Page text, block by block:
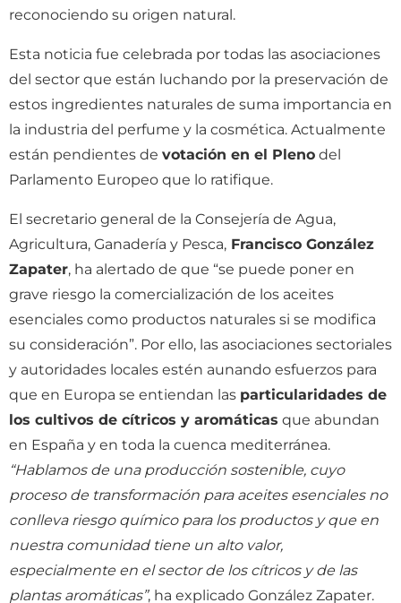
reconociendo su origen natural.
Esta noticia fue celebrada por todas las asociaciones
del sector que están luchando por la preservación de
estos ingredientes naturales de suma importancia en
la industria del perfume y la cosmética. Actualmente
están pendientes de votación en el Pleno del
Parlamento Europeo que lo ratifique.
El secretario general de la Consejería de Agua,
Agricultura, Ganadería y Pesca, Francisco González
Zapater, ha alertado de que “se puede poner en
grave riesgo la comercialización de los aceites
esenciales como productos naturales si se modifica
su consideración”. Por ello, las asociaciones sectoriales
y autoridades locales estén aunando esfuerzos para
que en Europa se entiendan las particularidades de
los cultivos de cítricos y aromáticas que abundan
en España y en toda la cuenca mediterránea.
“Hablamos de una producción sostenible, cuyo
proceso de transformación para aceites esenciales no
conlleva riesgo químico para los productos y que en
nuestra comunidad tiene un alto valor,
especialmente en el sector de los cítricos y de las
plantas aromáticas”, ha explicado González Zapater.